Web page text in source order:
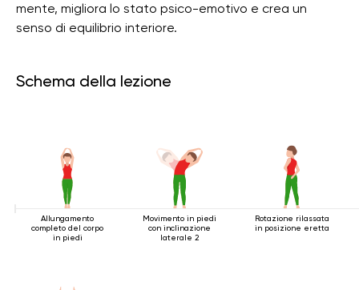
mente, migliora lo stato psico-emotivo e crea un
senso di equilibrio interiore.
Schema della lezione
Allungamento
completo del corpo
in piedi
Movimento in piedi
con inclinazione
laterale 2
Rotazione rilassata
in posizione eretta